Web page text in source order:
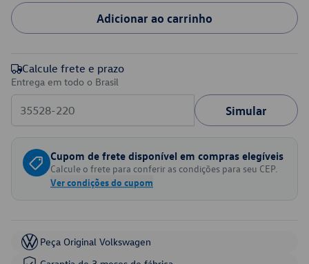
Adicionar ao carrinho
Calcule frete e prazo
Entrega em todo o Brasil
Simular
Cupom de frete disponível em compras elegíveis
Calcule o frete para conferir as condições para seu CEP.
Ver condições do cupom
Peça Original Volkswagen